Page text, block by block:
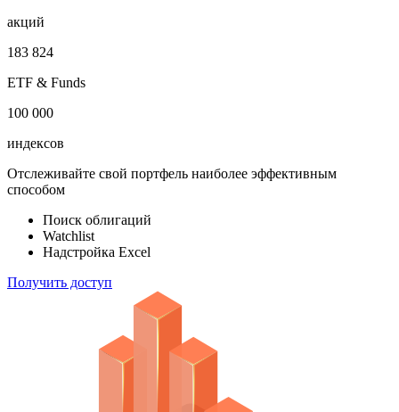
акций
183 824
ETF & Funds
100 000
индексов
Отслеживайте свой портфель наиболее эффективным
способом
Поиск облигаций
Watchlist
Надстройка Excel
Получить доступ